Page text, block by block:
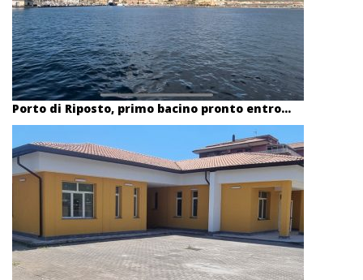
Porto di Riposto, primo bacino pronto entro...